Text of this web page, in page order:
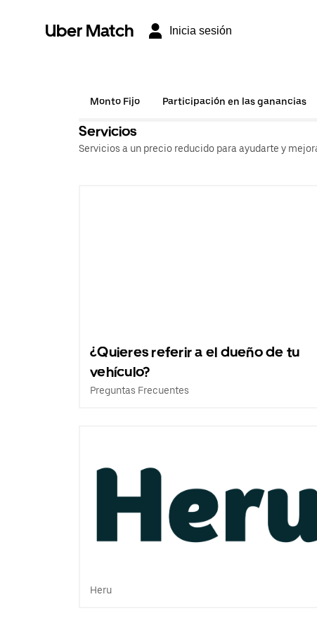
Uber Match Inicia sesión
Monto Fijo Participación en las ganancias
Servicios
Servicios a un precio reducido para ayudarte y
¿Quieres referir a el dueño de tu
vehículo?
Preguntas Frecuentes
Heru